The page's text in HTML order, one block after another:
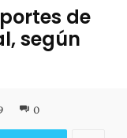
de
según
0